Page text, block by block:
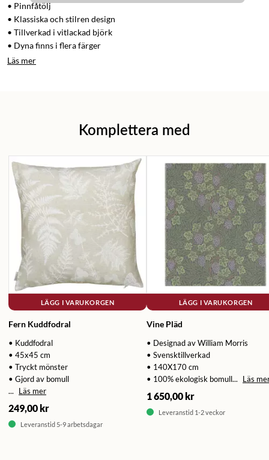
• Pinnfåtölj
• Klassiska och stilren design
• Tillverkad i vitlackad björk
• Dyna finns i flera färger
Läs mer
Komplettera med
LÄGG I VARUKORGEN
Fern Kuddfodral
• Kuddfodral
• 45x45 cm
• Tryckt mönster
• Gjord av bomull
...
Läs mer
249,00 kr
Leveranstid 5-9 arbetsdagar
LÄGG I VARUKORGEN
Vine Pläd
• Designad av William Morris
• Svensktillverkad
• 140X170 cm
• 100% ekologisk bomull...
Läs
1 650,00 kr
Leveranstid 1-2 veckor